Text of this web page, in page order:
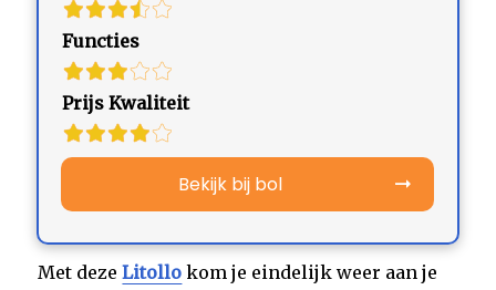
Functies
Prijs Kwaliteit
Bekijk bij bol
Met dezeLitollo kom je eindelijk weer aan je